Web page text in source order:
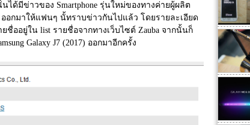
ด้มีข่าวของ Smartphone รุ่นใหม่ของทางค่ายผู้ผลิต
ออกมาให้แฟนๆ นั้ทราบข่าวกันไปแล้ว โดยรายละเอียด
ยชื่ออยู่ใน list รายชื่อจากทางเว็บไซต์ Zauba จากนั้นก็
Galaxy J7 (2017) ออกมาอีกครั้ง